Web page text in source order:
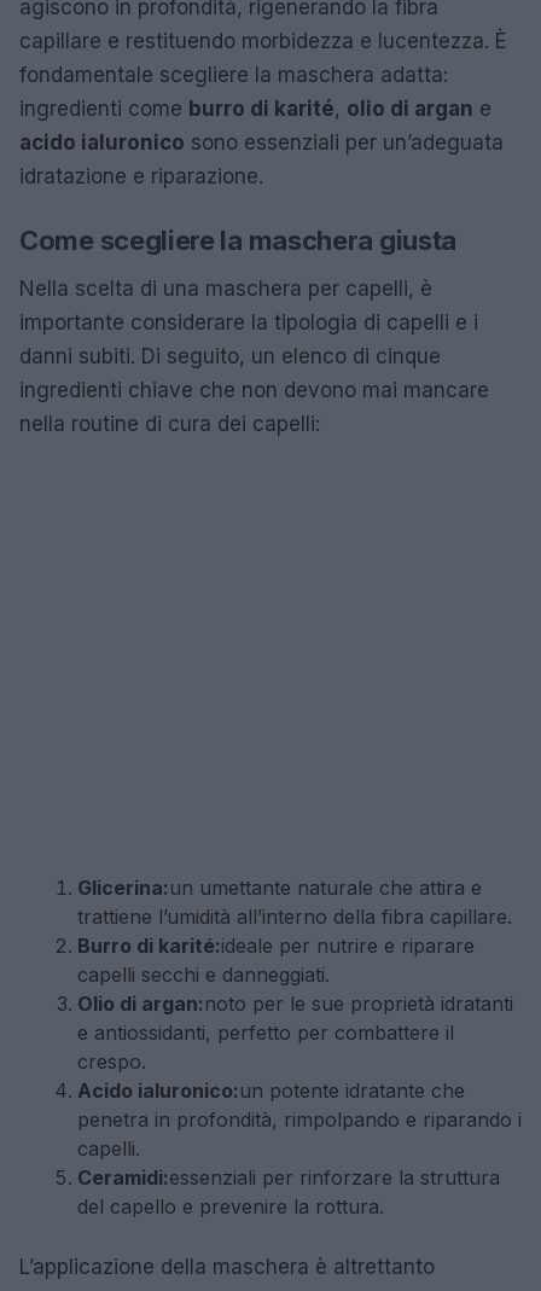
agiscono in profondità, rigenerando la fibra
capillare e restituendo morbidezza e lucentezza. È
fondamentale scegliere la maschera adatta:
ingredienti come burro di karité, olio di argan e
acido ialuronico sono essenziali per un’adeguata
idratazione e riparazione.
Come scegliere la maschera giusta
Nella scelta di una maschera per capelli, è
importante considerare la tipologia di capelli e i
danni subiti. Di seguito, un elenco di cinque
ingredienti chiave che non devono mai mancare
nella routine di cura dei capelli:
Glicerina: un umettante naturale che attira e
trattiene l’umidità all’interno della fibra capillare.
Burro di karité:ideale per nutrire e riparare
capelli secchi e danneggiati.
Olio di argan: noto per le sue proprietà idratanti
e antiossidanti, perfetto per combattere il
crespo.
Acido ialuronico: un potente idratante che
penetra in profondità, rimpolpando e riparando i
capelli.
Ceramidi:essenziali per rinforzare la struttura
del capello e prevenire la rottura.
L’applicazione della maschera è altrettanto